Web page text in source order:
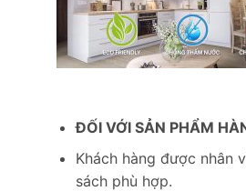
ĐỐI VỚI SẢN PHẨM
Khách hàng được nhân
sách phù hợp.